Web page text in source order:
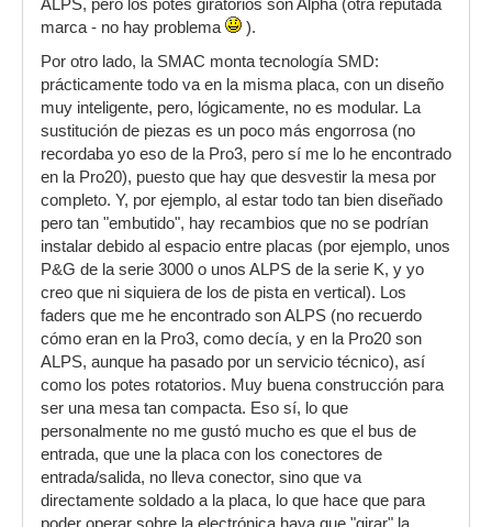
ALPS, pero los potes giratorios son Alpha (otra reputada
marca - no hay problema
).
Por otro lado, la SMAC monta tecnología SMD:
prácticamente todo va en la misma placa, con un diseño
muy inteligente, pero, lógicamente, no es modular. La
sustitución de piezas es un poco más engorrosa (no
recordaba yo eso de la Pro3, pero sí me lo he encontrado
en la Pro20), puesto que hay que desvestir la mesa por
completo. Y, por ejemplo, al estar todo tan bien diseñado
pero tan "embutido", hay recambios que no se podrían
instalar debido al espacio entre placas (por ejemplo, unos
P&G de la serie 3000 o unos ALPS de la serie K, y yo
creo que ni siquiera de los de pista en vertical). Los
faders que me he encontrado son ALPS (no recuerdo
cómo eran en la Pro3, como decía, y en la Pro20 son
ALPS, aunque ha pasado por un servicio técnico), así
como los potes rotatorios. Muy buena construcción para
ser una mesa tan compacta. Eso sí, lo que
personalmente no me gustó mucho es que el bus de
entrada, que une la placa con los conectores de
entrada/salida, no lleva conector, sino que va
directamente soldado a la placa, lo que hace que para